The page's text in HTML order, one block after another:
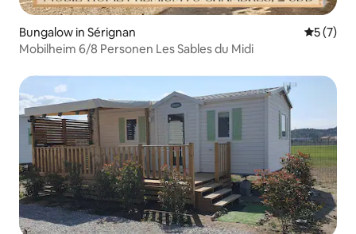
Bungalow in Sérignan
5 (7)
Mobilheim 6/8 Personen Les Sables du Midi